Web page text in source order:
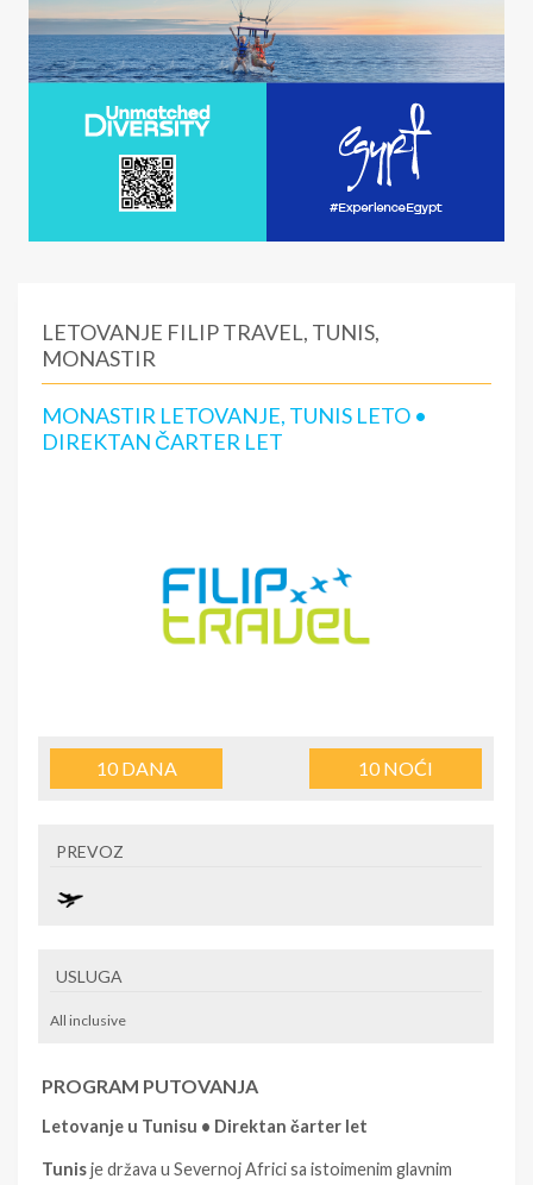
LETOVANJE FILIP TRAVEL, TUNIS,
MONASTIR
MONASTIR LETOVANJE, TUNIS LETO •
DIREKTAN ČARTER LET
10DANA 10NOĆI
PREVOZ
USLUGA
All inclusive
PROGRAM PUTOVANJA
Letovanje u Tunisu • Direktan čarter let
Tunisje država u Severnoj Africi sa istoimenim glavnim